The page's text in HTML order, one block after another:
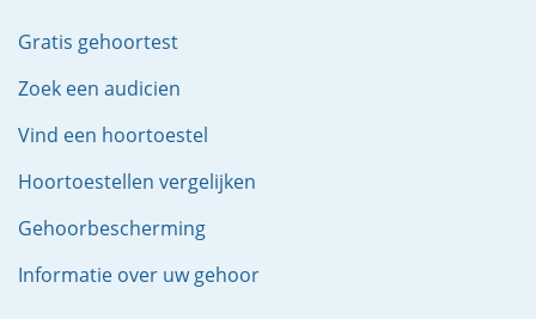
Gratis gehoortest
Zoek een audicien
Vind een hoortoestel
Hoortoestellen vergelijken
Gehoorbescherming
Informatie over uw gehoor